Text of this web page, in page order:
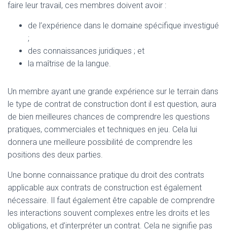
faire leur travail, ces membres doivent avoir :
de l’expérience dans le domaine spécifique investigué
;
des connaissances juridiques ; et
la maîtrise de la langue.
Un membre ayant une grande expérience sur le terrain dans
le type de contrat de construction dont il est question, aura
de bien meilleures chances de comprendre les questions
pratiques, commerciales et techniques en jeu. Cela lui
donnera une meilleure possibilité de comprendre les
positions des deux parties.
Une bonne connaissance pratique du droit des contrats
applicable aux contrats de construction est également
nécessaire. Il faut également être capable de comprendre
les interactions souvent complexes entre les droits et les
obligations, et d’interpréter un contrat. Cela ne signifie pas